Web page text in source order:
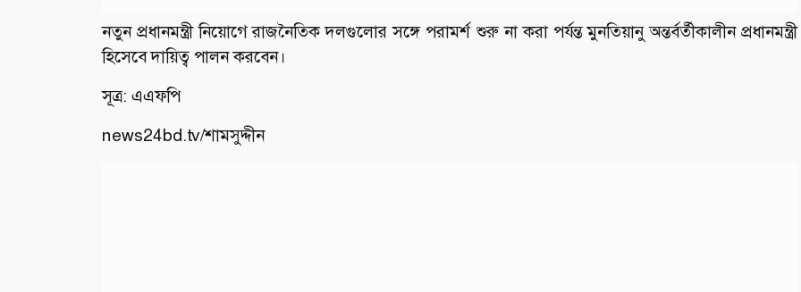
নতুন প্রধানমন্ত্রী নিয়োগে রাজনৈতিক দলগুলোর সঙ্গে পরামর্শ শুরু না করা পর্যন্ত মুনতিয়ানু অন্তর্বর্তীকালীন প্রধানমন্ত্রী
হিসেবে দায়িত্ব পালন করবেন।
সূত্র: এএফপি
news24bd.tv/শামসুদ্দীন